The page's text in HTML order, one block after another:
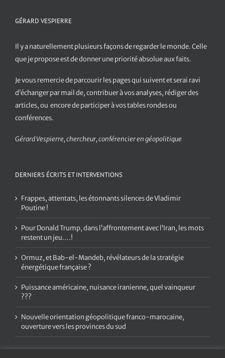
GÉRARD VESPIERRE
Il y a naturellement plusieurs façons de regarder le monde. Celle
que je propose est de donner une priorité absolue aux faits.
Je vous remercie de parcourir les pages qui suivent et serai ravi
d’échanger par mail de, contribuer à vos analyses, rédiger des
articles, ou encore de participer à vos tables rondes ou
conférences.
Gérard Vespierre, chercheur, conférencier en géopolitique
DERNIERS ÉCRITS ET INTERVENTIONS
Frappes, attentats, les étonnants silences de Vladimir
Poutine !
Pour Donald Trump, dans l’affrontement avec l’Iran, les mots
restent un jeu….!
Ormuz, et Bab-el-Mandeb, révélateurs de la stratégie
énergétique française ?
Puissance américaine, nuisance iranienne, quel vainqueur
???
Nouvelle orientation géopolitique franco-marocaine,
ouverture vers les provinces du sud